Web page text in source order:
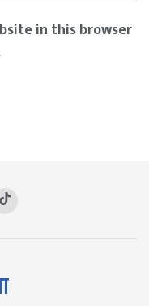
in this browser